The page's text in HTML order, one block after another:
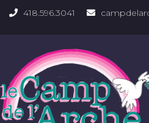
418.596.3041